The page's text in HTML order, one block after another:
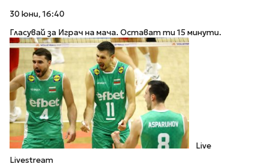
30 юни, 16:40
Гласувай за Играч на мача. Остават ти 15 минути.
Live
Livestream